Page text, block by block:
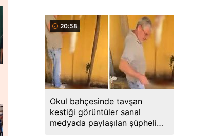
20:58
Okul bahçesinde tavşan
kestiği görüntüler sanal
medyada paylaşılan şüpheli